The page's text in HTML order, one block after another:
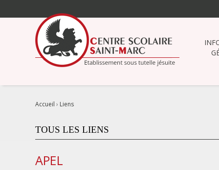
Aller
au
contenu.
|
Aller
navigation
Accueil › Liens
TOUS LES LIENS
APEL